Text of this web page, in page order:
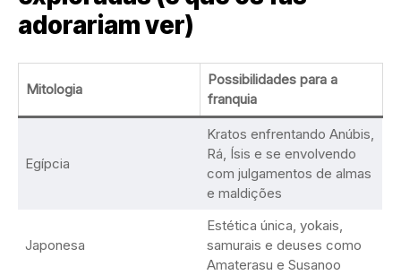
adorariam ver)
Mitologia
Possibilidades para a
franquia
Egípcia
Kratos enfrentando Anúbis,
Rá, Ísis e se envolvendo
com julgamentos de almas
e maldições
Japonesa
Estética única, yokais,
samurais e deuses como
Amaterasu e Susanoo